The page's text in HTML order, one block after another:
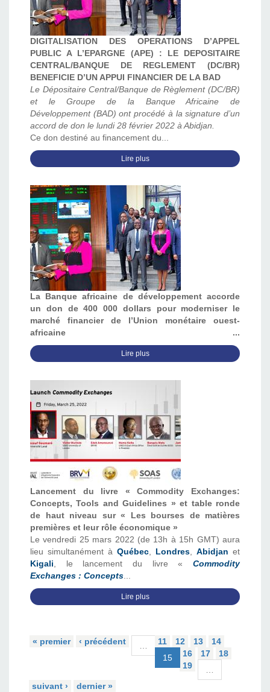
DIGITALISATION DES OPERATIONS D’APPEL
PUBLIC A L’EPARGNE (APE) : LE DEPOSITAIRE
CENTRAL/BANQUE DE REGLEMENT (DC/BR)
BENEFICIE D’UN APPUI FINANCIER DE LA BAD
Le Dépositaire Central/Banque de Règlement (DC/BR)
et le Groupe de la Banque Africaine de
Développement (BAD) ont procédé à la signature d’un
accord de don le lundi 28 février 2022 à Abidjan.
Ce don destiné au financement du...
Lire plus
La Banque africaine de développement accorde
un don de 400 000 dollars pour moderniser le
marché financier de l’Union monétaire ouest-
africaine ...
Lire plus
Lancement du livre « Commodity Exchanges:
Concepts, Tools and Guidelines » et table ronde
de haut niveau sur « Les bourses de matières
premières et leur rôle économique »
Le vendredi 25 mars 2022 (de 13h à 15h GMT) aura
lieu simultanément à Québec, Londres, Abidjan et
Kigali, le lancement du livre « Commodity
Exchanges : Concepts...
Lire plus
« premier ‹ précédent … 11 12 13
14
15
16 17
18
19
…
suivant ›
dernier »